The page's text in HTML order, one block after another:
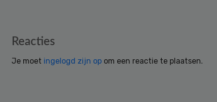
Reader
Reacties
Je moet ingelogd zijn op om een reactie te plaatsen.